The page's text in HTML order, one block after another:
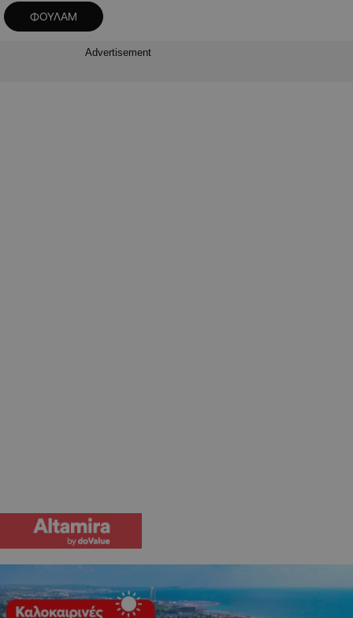
ΦΟΥΛΑΜ
Advertisement